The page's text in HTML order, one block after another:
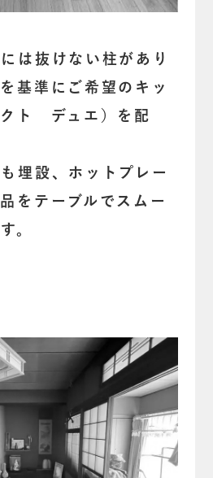
は抜けない柱があり
基準にご希望のキッ
クト デュエ）を配
埋設、ホットプレー
をテーブルでスムー
。